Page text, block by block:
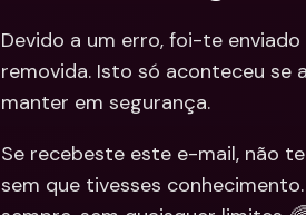
Devido a um erro, foi-te
removida. Isto só aconteceu se
manter em segurança.
Se recebeste este e-mail, não
sem que tivesses